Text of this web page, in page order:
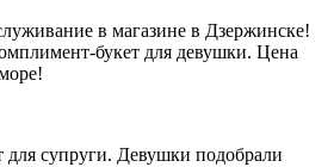
в магазине в Дзержинске!
букет для девушки. Цена
для супруги. Девушки подобрали